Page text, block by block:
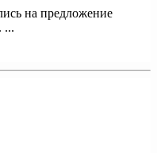
на предложение
...